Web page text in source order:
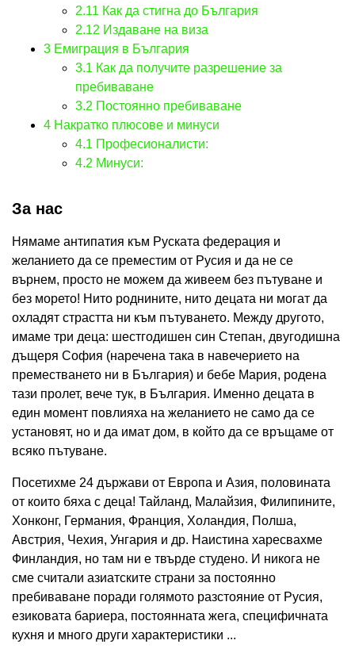
2.11 Как да стигна до България
2.12 Издаване на виза
3 Емиграция в България
3.1 Как да получите разрешение за
пребиваване
3.2 Постоянно пребиваване
4 Накратко плюсове и минуси
4.1 Професионалисти:
4.2 Минуси:
За нас
Нямаме антипатия към Руската федерация и
желанието да се преместим от Русия и да не се
върнем, просто не можем да живеем без пътуване и
без морето! Нито роднините, нито децата ни могат да
охладят страстта ни към пътуването. Между другото,
имаме три деца: шестгодишен син Степан, двугодишна
дъщеря София (наречена така в навечерието на
преместването ни в България) и бебе Мария, родена
тази пролет, вече тук, в България. Именно децата в
един момент повлияха на желанието не само да се
установят, но и да имат дом, в който да се връщаме от
всяко пътуване.
Посетихме 24 държави от Европа и Азия, половината
от които бяха с деца! Тайланд, Малайзия, Филипините,
Хонконг, Германия, Франция, Холандия, Полша,
Австрия, Чехия, Унгария и др. Наистина харесвахме
Финландия, но там ни е твърде студено. И никога не
сме считали азиатските страни за постоянно
пребиваване поради голямото разстояние от Русия,
езиковата бариера, постоянната жега, специфичната
кухня и много други характеристики ...